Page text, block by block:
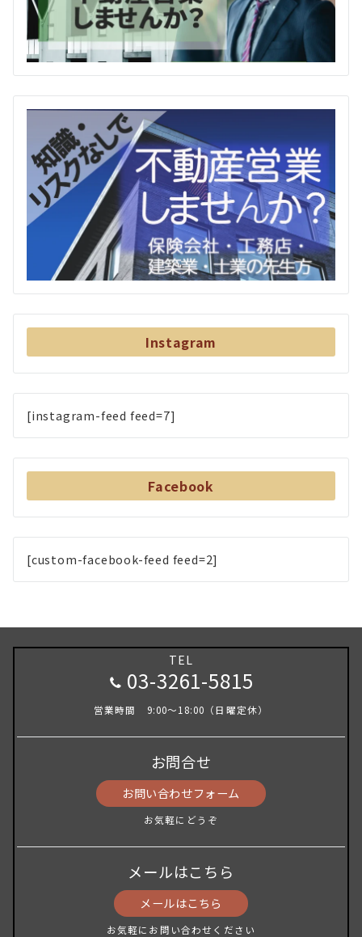
Instagram
[instagram-feed feed=7]
Facebook
[custom-facebook-feed feed=2]
TEL
03-3261-5815
営業時間 9:00～18:00（日曜定休）
お問合せ
お問い合わせフォーム
お気軽にどうぞ
メールはこちら
メールはこちら
お気軽にお問い合わせください